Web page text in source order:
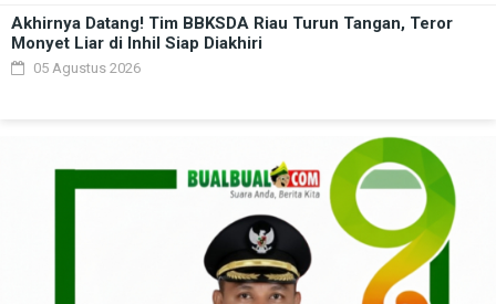
Akhirnya Datang! Tim BBKSDA Riau Turun Tangan, Teror
Monyet Liar di Inhil Siap Diakhiri
05 Agustus 2026